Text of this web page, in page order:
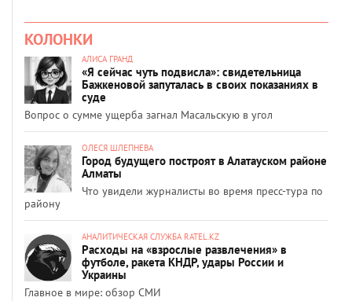
КОЛОНКИ
АЛИСА ГРАНД
«Я сейчас чуть подвисла»: свидетельница
Бажкеновой запуталась в своих показаниях в
суде
Вопрос о сумме ущерба загнал Масальскую в угол
ОЛЕСЯ ШЛЕПНЕВА
Город будущего построят в Алатауском районе
Алматы
Что увидели журналисты во время пресс-тура по
району
АНАЛИТИЧЕСКАЯ СЛУЖБА RATEL.KZ
Расходы на «взрослые развлечения» в
футболе, ракета КНДР, удары России и
Украины
Главное в мире: обзор СМИ